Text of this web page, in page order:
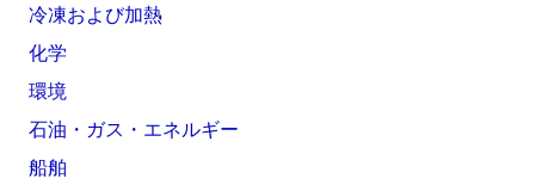
冷凍および加熱
化学
環境
石油・ガス・エネルギー
船舶